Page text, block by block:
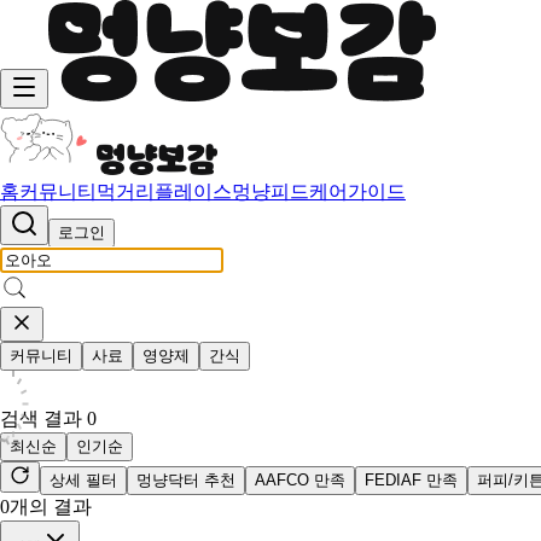
홈커뮤니티 먹거리 플레이스멍냥피드케어가이드
로그인
커뮤니티 사료 영양제 간식
검색 결과 0
최신순
인기순
상세 필터
멍냥닥터 추천 AAFCO 만족 FEDIAF 만족 퍼피/키
0개의 결과